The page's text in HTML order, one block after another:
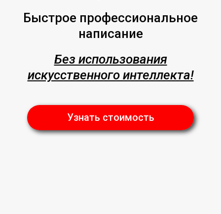
Быстрое профессиональное
написание
Без использования
искусственного интеллекта!
Узнать стоимость